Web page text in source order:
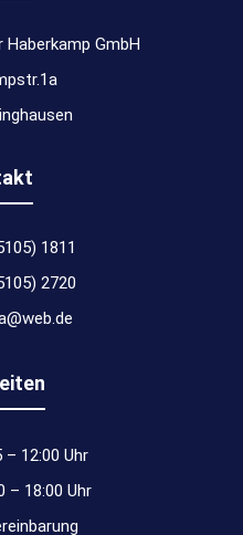
GmbH
1811
2720
– 12:00 Uhr
– 18:00 Uhr